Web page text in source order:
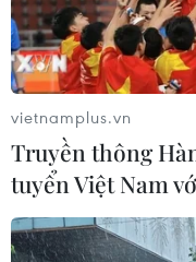
Gỡ khó khăn triển
điểm quốc gia hồ
07/08/2026 11:24
Indonesia nỗ lực
rừng tại Vườn
07/08/2026 10:56
vietnamplus.vn
Truyền thông
tuyển Việt Nam